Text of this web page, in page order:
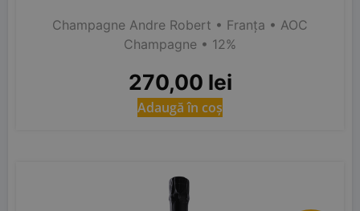
Champagne Andre Robert • Franța • AOC
Champagne • 12%
270,00 lei
Adaugă în coș